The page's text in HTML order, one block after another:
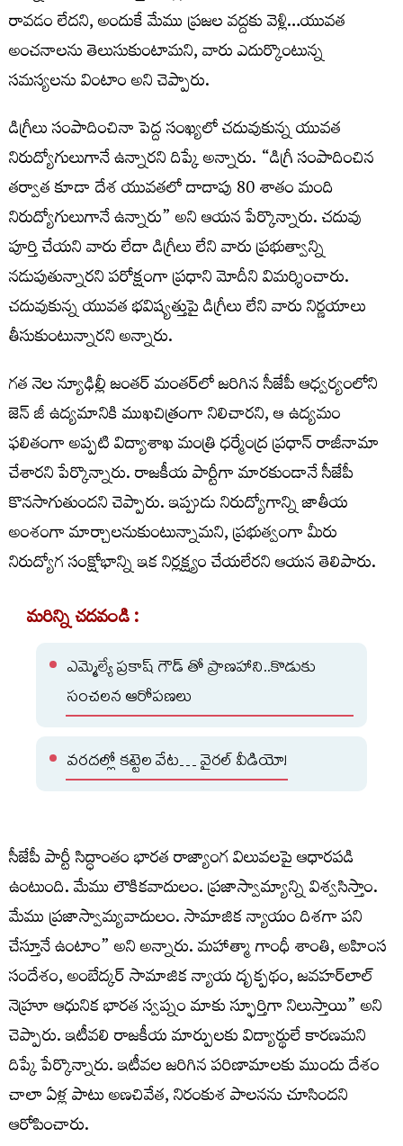
రావడం లేదని, అందుకే మేము ప్రజల వద్దకు వెళ్లి…యువత
అంచనాలను తెలుసుకుంటామని, వారు ఎదుర్కొంటున్న
సమస్యలను వింటాం అని చెప్పారు.
డిగ్రీలు సంపాదించినా పెద్ద సంఖ్యలో చదువుకున్న యువత
నిరుద్యోగులుగానే ఉన్నారని దిప్కే అన్నారు. “డిగ్రీ సంపాదించిన
తర్వాత కూడా దేశ యువతలో దాదాపు 80 శాతం మంది
నిరుద్యోగులుగానే ఉన్నారు” అని ఆయన పేర్కొన్నారు. చదువు
పూర్తి చేయని వారు లేదా డిగ్రీలు లేని వారు ప్రభుత్వాన్ని
నడుపుతున్నారని పరోక్షంగా ప్రధాని మోదీని విమర్శించారు.
చదువుకున్న యువత భవిష్యత్తుపై డిగ్రీలు లేని వారు నిర్ణయాలు
తీసుకుంటున్నారని అన్నారు.
గత నెల న్యూఢిల్లీ జంతర్ మంతర్‌లో జరిగిన సీజేపీ ఆధ్వర్యంలోని
జెన్ జీ ఉద్యమానికి ముఖచిత్రంగా నిలిచారని, ఆ ఉద్యమం
ఫలితంగా అప్పటి విద్యాశాఖ మంత్రి ధర్మేంద్ర ప్రధాన్ రాజీనామా
చేశారని పేర్కొన్నారు. రాజకీయ పార్టీగా మారకుండానే సీజేపీ
కొనసాగుతుందని చెప్పారు. ఇప్పుడు నిరుద్యోగాన్ని జాతీయ
అంశంగా మార్చాలనుకుంటున్నామని, ప్రభుత్వంగా మీరు
నిరుద్యోగ సంక్షోభాన్ని ఇక నిర్లక్ష్యం చేయలేరని ఆయన తెలిపారు.
మరిన్ని చదవండి :
ఎమ్మెల్యే ప్రకాష్ గౌడ్ తో ప్రాణహాని..కొడుకు
సంచలన ఆరోపణలు
వరదల్లో కట్టెల వేట… వైరల్ వీడియో!
సీజేపీ పార్టీ సిద్ధాంతం భారత రాజ్యాంగ విలువలపై ఆధారపడి
ఉంటుంది. మేము లౌకికవాదులం. ప్రజాస్వామ్యాన్ని విశ్వసిస్తాం.
మేము ప్రజాస్వామ్యవాదులం. సామాజిక న్యాయం దిశగా పని
చేస్తూనే ఉంటాం” అని అన్నారు. మహాత్మా గాంధీ శాంతి, అహింస
సందేశం, అంబేద్కర్ సామాజిక న్యాయ దృక్పథం, జవహర్‌లాల్
నెహ్రూ ఆధునిక భారత స్వప్నం మాకు స్ఫూర్తిగా నిలుస్తాయి” అని
చెప్పారు. ఇటీవలి రాజకీయ మార్పులకు విద్యార్థులే కారణమని
దిప్కే పేర్కొన్నారు. ఇటీవల జరిగిన పరిణామాలకు ముందు దేశం
చాలా ఏళ్ల పాటు అణచివేత, నిరంకుశ పాలనను చూసిందని
ఆరోపించారు.